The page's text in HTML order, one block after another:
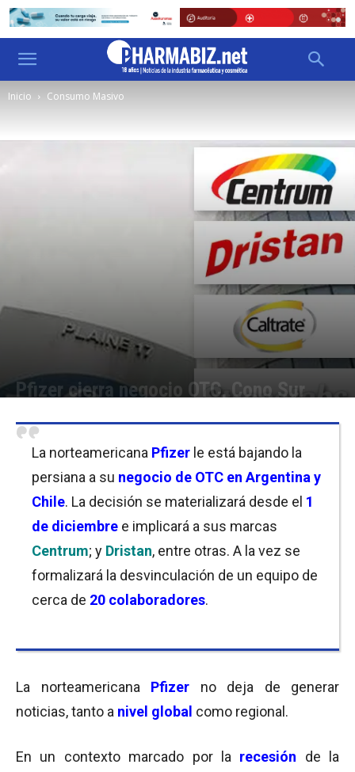
Inicio Consumo Masivo
Pfizer cierra negocio OTC, Cono Sur
La norteamericana Pfizer le está bajando la
persiana a su negocio de OTC en Argentina y
Chile. La decisión se materializará desde el 1
de diciembre e implicará a sus marcas
Centrum; y Dristan, entre otras. A la vez se
formalizará la desvinculación de un equipo de
cerca de 20 colaboradores.
La norteamericana Pfizer
no deja de generar
noticias, tanto a nivel global como regional.
En un contexto marcado por la recesión
de la